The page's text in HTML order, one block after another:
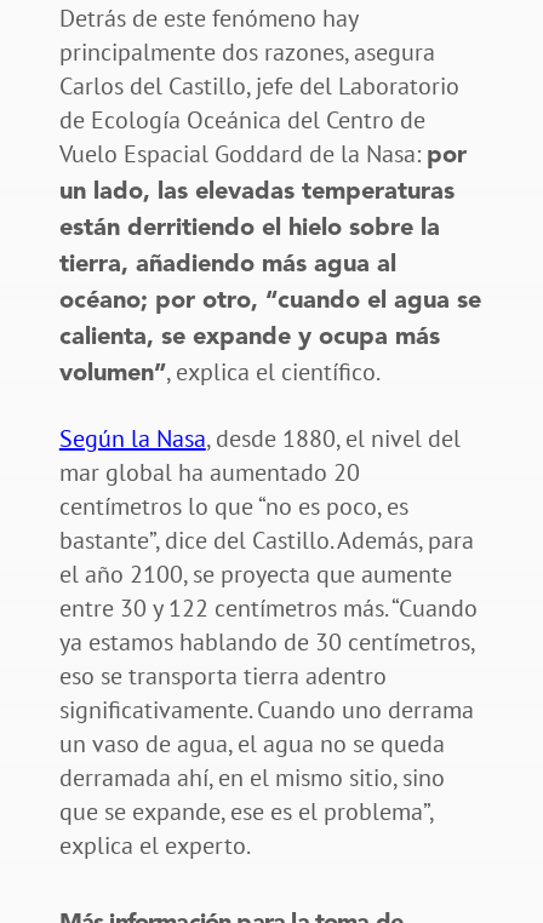
Detrás de este fenómeno hay
principalmente dos razones, asegura
Carlos del Castillo, jefe del Laboratorio
de Ecología Oceánica del Centro de
Vuelo Espacial Goddard de la Nasa: por
un lado, las elevadas temperaturas
están derritiendo el hielo sobre la
tierra, añadiendo más agua al
océano; por otro, “cuando el agua se
calienta, se expande y ocupa más
volumen”, explica el científico.
Según la Nasa, desde 1880, el nivel del
mar global ha aumentado 20
centímetros lo que “no es poco, es
bastante”, dice del Castillo. Además, para
el año 2100, se proyecta que aumente
entre 30 y 122 centímetros más. “Cuando
ya estamos hablando de 30 centímetros,
eso se transporta tierra adentro
significativamente. Cuando uno derrama
un vaso de agua, el agua no se queda
derramada ahí, en el mismo sitio, sino
que se expande, ese es el problema”,
explica el experto.